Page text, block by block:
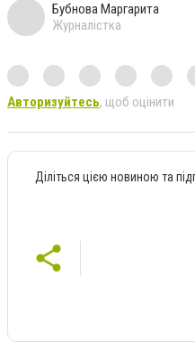
Бубнова Маргарита
Журналістка
Авторизуйтесь, щоб оцінити
Діліться цією новиною та